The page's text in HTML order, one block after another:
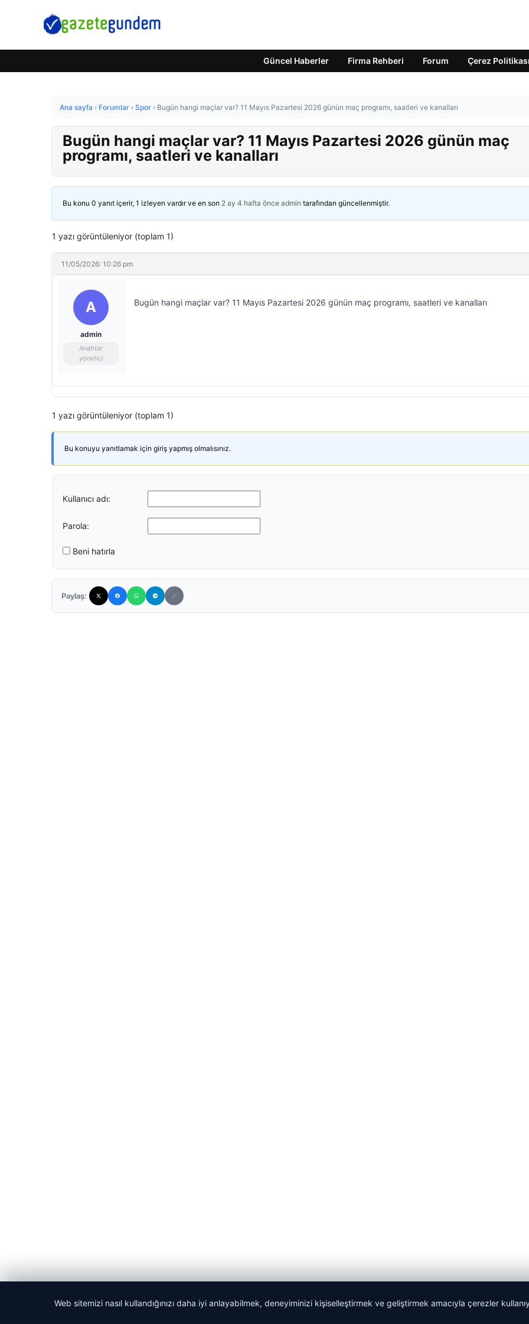
Güncel Haberler Firma Rehberi Forum Çerez Politikası
Ana sayfa › Forumlar › Spor › Bugün hangi maçlar var? 11 Mayıs Pazartesi 2026 günün maç programı, saatleri ve kanalları
Bugün hangi maçlar var? 11 Mayıs Pazartesi 2026 günün maç
programı, saatleri ve kanalları
Bu konu 0 yanıt içerir, 1 izleyen vardır ve en son 2 ay 4 hafta önce admin tarafından güncellenmiştir.
1 yazı görüntüleniyor (toplam 1)
11/05/2026: 10:26 pm
A
admin
Anahtar
yönetici
Bugün hangi maçlar var? 11 Mayıs Pazartesi 2026 günün maç programı, saatleri ve kanalları
1 yazı görüntüleniyor (toplam 1)
Bu konuyu yanıtlamak için giriş yapmış olmalısınız.
Kullanıcı adı:
Parola:
Beni hatırla
Paylaş:
Web sitemizi nasıl kullandığınızı daha iyi anlayabilmek, deneyiminizi kişiselleştirmek ve geliştirmek amacıyla çerezler